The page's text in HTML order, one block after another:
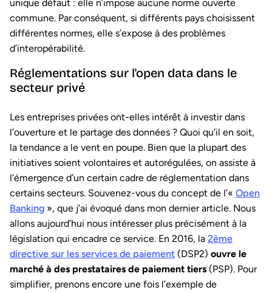
unique défaut : elle n’impose aucune norme ouverte
commune. Par conséquent, si différents pays choisissent
différentes normes, elle s’expose à des problèmes
d’interopérabilité.
Réglementations sur l'open data dans le
secteur privé
Les entreprises privées ont-elles intérêt à investir dans
l’ouverture et le partage des données ? Quoi qu’il en soit,
la tendance a le vent en poupe. Bien que la plupart des
initiatives soient volontaires et autorégulées, on assiste à
l’émergence d’un certain cadre de réglementation dans
certains secteurs. Souvenez-vous du concept de l’« Open
Banking », que j’ai évoqué dans mon dernier article. Nous
allons aujourd’hui nous intéresser plus précisément à la
législation qui encadre ce service. En 2016, la 2ème
directive sur les services de paiement (DSP2) ouvre le
marché à des prestataires de paiement tiers (PSP). Pour
simplifier, prenons encore une fois l’exemple de